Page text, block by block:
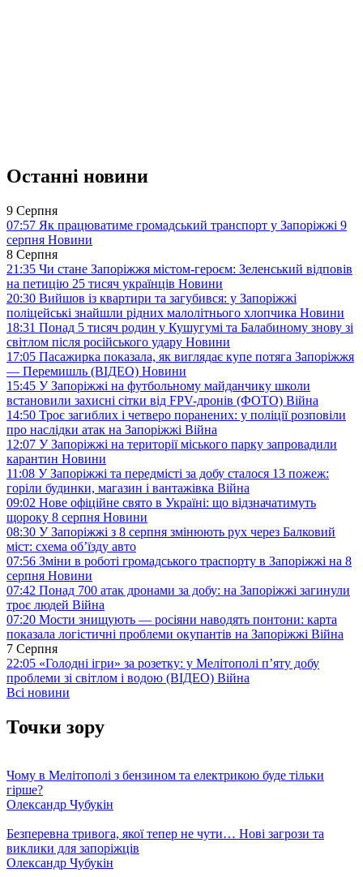
Останні новини
9 Серпня
07:57 Як працюватиме громадський транспорт у Запоріжжі 9
серпня Новини
8 Серпня
21:35 Чи стане Запоріжжя містом-героєм: Зеленський відповів
на петицію 25 тисяч українців Новини
20:30 Вийшов із квартири та загубився: у Запоріжжі
поліцейські знайшли рідних малолітнього хлопчика Новини
18:31 Понад 5 тисяч родин у Кушугумі та Балабиному знову зі
світлом після російського удару Новини
17:05 Пасажирка показала, як виглядає купе потяга Запоріжжя
— Перемишль (ВІДЕО) Новини
15:45 У Запоріжжі на футбольному майданчику школи
встановили захисні сітки від FPV-дронів (ФОТО) Війна
14:50 Троє загиблих і четверо поранених: у поліції розповіли
про наслідки атак на Запоріжжі Війна
12:07 У Запоріжжі на території міського парку запровадили
карантин Новини
11:08 У Запоріжжі та передмісті за добу сталося 13 пожеж:
горіли будинки, магазин і вантажівка Війна
09:02 Нове офіційне свято в Україні: що відзначатимуть
щороку 8 серпня Новини
08:30 У Запоріжжі з 8 серпня змінюють рух через Балковий
міст: схема об’їзду авто
07:56 Зміни в роботі громадського траспорту в Запоріжжі на 8
серпня Новини
07:42 Понад 700 атак дронами за добу: на Запоріжжі загинули
троє людей Війна
07:20 Мости знищують — росіяни наводять понтони: карта
показала логістичні проблеми окупантів на Запоріжжі Війна
7 Серпня
22:05 «Голодні ігри» за розетку: у Мелітополі п’яту добу
проблеми зі світлом і водою (ВІДЕО) Війна
Всі новини
Точки зору
Чому в Мелітополі з бензином та електрикою буде тільки
гірше?
Олександр Чубукін
Безперевна тривога, якої тепер не чути… Нові загрози та
виклики для запоріжців
Олександр Чубукін